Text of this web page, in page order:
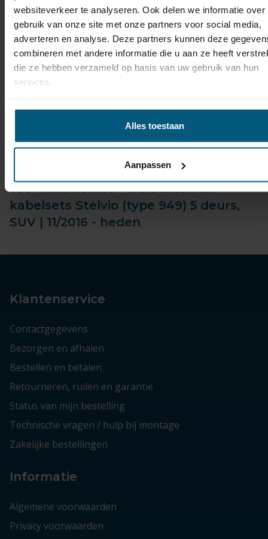
websiteverkeer te analyseren. Ook delen we informatie over
gebruik van onze site met onze partners voor social media,
adverteren en analyse. Deze partners kunnen deze
combineren met andere informatie die u aan ze heeft
die ze hebben verzameld op basis van uw gebruik van hun
services.
Alles toestaan
Aanpassen
Alfa Romeo Stelvio productiedatum
vanaf 2016 tot heden.
Maak onder je keuze welk bouwjaar je
Alfa Romeo Stelvio is.
bijpassende kabelset!
Trekhaak met bijpassende kabelset
voor Alfa Romeo - trekhaken en
kabelsets Stelvio (type 949) 5 deurs,
SUV | 11/2016 - heden
Klantenservice
Contactgegevens
Bezorgen en afhalen
Bestellen en betalen
Retourneren, ruilen en garantie
Status van mijn bestelling
Technische vragen / hulp bij montage
Zakelijke bestellingen
Informatie
Algemene voorwaarden
Privacy voorwaarden